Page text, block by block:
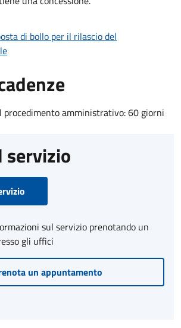
di bollo per il rilascio del
procedimento amministrativo: 60 giorni
servizio
sul servizio prenotando un
gli uffici
un appuntamento